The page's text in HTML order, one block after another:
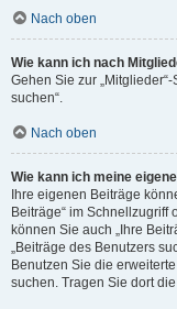
Nach oben
Wie kann ich nach
Gehen Sie zur
suchen“.
Nach oben
Wie kann ich meine
Ihre eigenen Beiträge
Beiträge“ im
können Sie auch „Ihre
„Beiträge des Benutzers
Benutzen Sie die
suchen. Tragen Sie dort